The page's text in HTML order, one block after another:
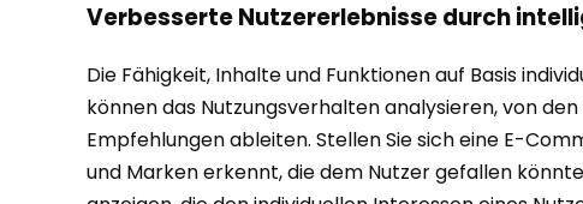
Verbesserte Nutzererlebnisse durch
Die Fähigkeit, Inhalte und Funktionen auf Basis
können das Nutzungsverhalten analysieren, von
Empfehlungen ableiten. Stellen Sie sich eine E-
und Marken erkennt, die dem Nutzer gefallen